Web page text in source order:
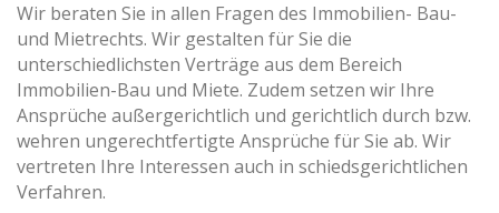
Wir beraten Sie in allen Fragen des Immobilien- Bau-
und Mietrechts. Wir gestalten für Sie die
unterschiedlichsten Verträge aus dem Bereich
Immobilien-Bau und Miete. Zudem setzen wir Ihre
Ansprüche außergerichtlich und gerichtlich durch bzw.
wehren ungerechtfertigte Ansprüche für Sie ab. Wir
vertreten Ihre Interessen auch in schiedsgerichtlichen
Verfahren.